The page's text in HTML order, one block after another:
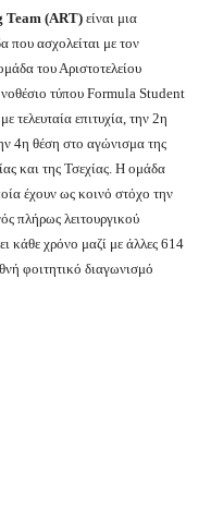
Team (ART) είναι μια
που ασχολείται με τον
του Αριστοτελείου
τύπου Formula Student
τελευταία επιτυχία, την 2η
4η θέση στο αγώνισμα της
και της Τσεχίας. Η ομάδα
έχουν ως κοινό στόχο την
πλήρως λειτουργικού
κάθε χρόνο μαζί με άλλες 614
φοιτητικό διαγωνισμό